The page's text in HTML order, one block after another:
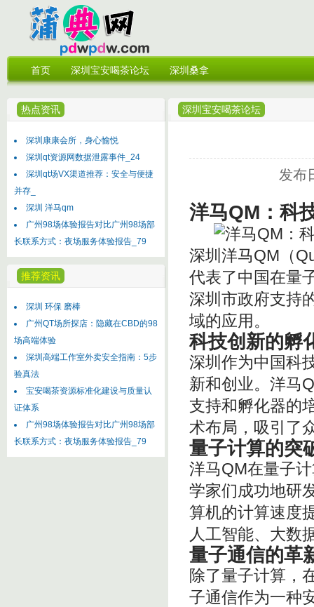
首页 深圳宝安喝茶论坛 深圳桑拿
热点资讯
深圳康康会所，身心愉悦
深圳qt资源网数据泄露事件_24
深圳qt场VX渠道推荐：安全与便捷
并存_
深圳 洋马qm
广州98场体验报告对比广州98场部
长联系方式：夜场服务体验报告_79
推荐资讯
深圳 环保 磨棒
广州QT场所探店：隐藏在CBD的98
场高端体验
深圳高端工作室外卖安全指南：5步
验真法
宝安喝茶资源标准化建设与质量认
证体系
广州98场体验报告对比广州98场部
长联系方式：夜场服务体验报告_79
深圳宝安喝茶论坛
发布
洋马QM：科
深圳洋马QM（
代表了中国在量
深圳市政府支持
域的应用。
科技创新的孵
深圳作为中国科
新和创业。洋马
支持和孵化器的
术布局，吸引了
量子计算的突
洋马QM在量子
学家们成功地研
算机的计算速度
人工智能、大数
量子通信的革
除了量子计算，
子通信作为一种